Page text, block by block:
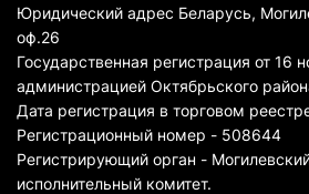
Юридический адрес Беларусь,
оф.26
Государственная регистрация от 16
администрацией Октябрьского
Дата регистрация в торговом
Регистрационный номер - 508644
Регистрирующий орган -
исполнительный комитет.